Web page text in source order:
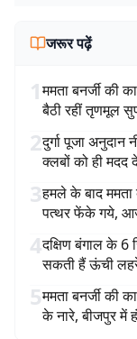
जरूर पढ़ें
1ममता बनर्जी की
बैठी रहीं तृणमूल
2दुर्गा पूजा
क्लबों को ही मदद
3हमले के बाद ममता
पत्थर फेंके गये, आज
4दक्षिण बंगाल के 6
सकती हैं ऊंची
5ममता बनर्जी की
के नारे, बीजपुर में